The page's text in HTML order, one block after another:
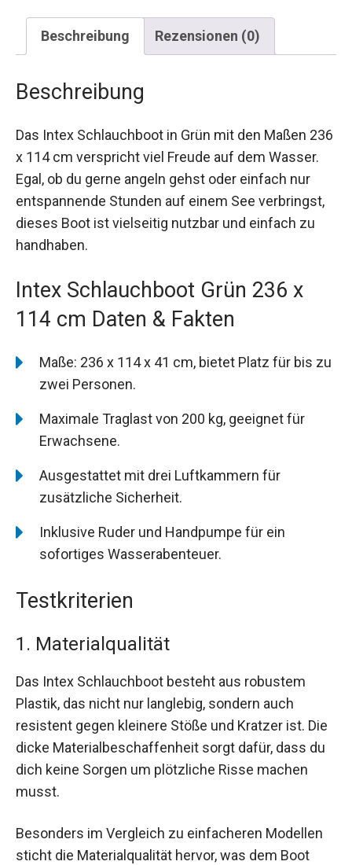
Beschreibung Rezensionen (0)
Beschreibung
Das Intex Schlauchboot in Grün mit den Maßen 236
x 114 cm verspricht viel Freude auf dem Wasser.
Egal, ob du gerne angeln gehst oder einfach nur
entspannende Stunden auf einem See verbringst,
dieses Boot ist vielseitig nutzbar und einfach zu
handhaben.
Intex Schlauchboot Grün 236 x
114 cm Daten & Fakten
Maße: 236 x 114 x 41 cm, bietet Platz für bis zu
zwei Personen.
Maximale Traglast von 200 kg, geeignet für
Erwachsene.
Ausgestattet mit drei Luftkammern für
zusätzliche Sicherheit.
Inklusive Ruder und Handpumpe für ein
sofortiges Wasserabenteuer.
Testkriterien
1. Materialqualität
Das Intex Schlauchboot besteht aus robustem
Plastik, das nicht nur langlebig, sondern auch
resistent gegen kleinere Stöße und Kratzer ist. Die
dicke Materialbeschaffenheit sorgt dafür, dass du
dich keine Sorgen um plötzliche Risse machen
musst.
Besonders im Vergleich zu einfacheren Modellen
sticht die Materialqualität hervor, was dem Boot